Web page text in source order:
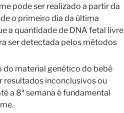
pode ser realizado a partir da
o primeiro dia da última
a quantidade de DNA fetal livre
ser detectada pelos métodos
do material genético do bebê
resultados inconclusivos ou
a 8ª semana é fundamental